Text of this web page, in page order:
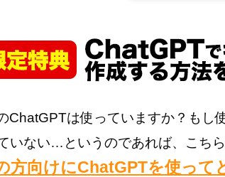
ChatGPTは使っていますか？もし
いない…というのであれば、こちら
方向けにChatGPTを使って